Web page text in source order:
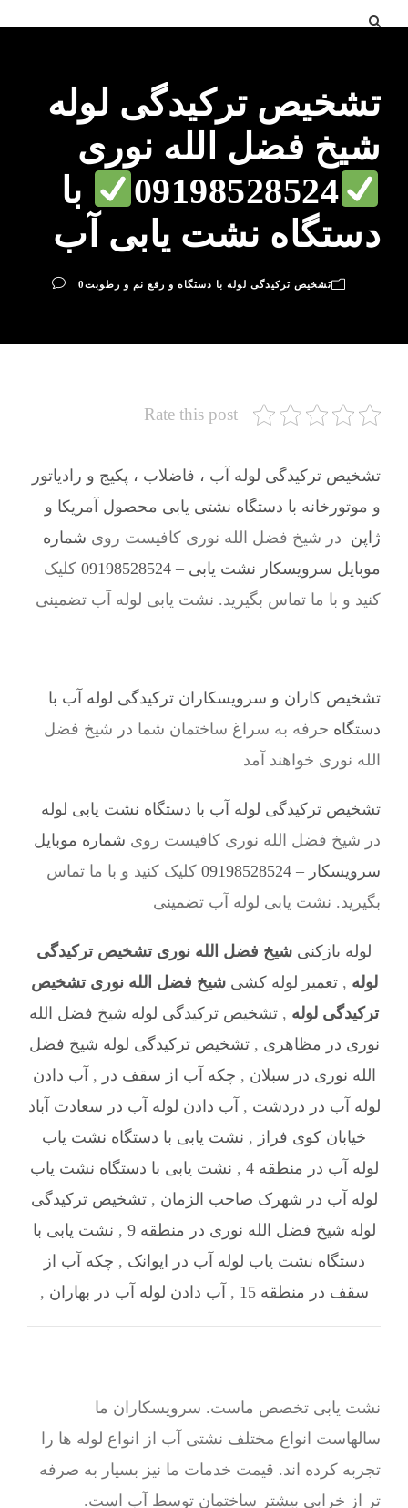
تشخیص ترکیدگی لوله
شیخ فضل الله نوری
09198528524
با
دستگاه نشت یابی آب
تشخیص ترکیدگی لوله با دستگاه و رفع نم و رطوبت0
Rate this post
تشخیص ترکیدگی لوله آب ، فاضلاب ، پکیج و رادیاتور
و موتورخانه با دستگاه نشتی یابی محصول آمریکا و
ژاپن در شیخ فضل الله نوری کافیست روی شماره
موبایل سرویسکار نشت یابی – 09198528524
کلیک
کنید و با ما تماس بگیرید. نشت یابی لوله آب تضمینی
تشخیص کاران و سرویسکاران ترکیدگی لوله آب با
دستگاه حرفه به سراغ ساختمان شما در شیخ فضل
الله نوری خواهند آمد
تشخیص ترکیدگی لوله آب با دستگاه نشت یابی لوله
در شیخ فضل الله نوری کافیست روی شماره موبایل
سرویسکار – 09198528524
کلیک کنید و با ما تماس
بگیرید. نشت یابی لوله آب تضمینی
لوله بازکنی شیخ فضل الله نوری تشخیص ترکیدگی
لوله ,تعمیر لوله کشیشیخ فضل الله نوری تشخیص
ترکیدگی لوله , تشخیص ترکیدگی لوله شیخ فضل الله
نوری در مظاهری ,تشخیص ترکیدگی لوله شیخ فضل
الله نوری در سبلان , چکه آب از سقف در , آب دادن
لوله آب در دردشت , آب دادن لوله آب در سعادت آباد
خیابان کوی فراز , نشت یابی با دستگاه نشت یاب
لوله آب در منطقه 4
, نشت یابی با دستگاه نشت یاب
لوله آب در شهرک صاحب الزمان ,تشخیص ترکیدگی
لوله شیخ فضل الله نوری در منطقه 9
, نشت یابی با
دستگاه نشت یاب لوله آب در ایوانک , چکه آب از
سقف در منطقه 15
, آب دادن لوله آب در بهاران ,
نشت یابی تخصص ماست. سرویسکاران ما
سالهاست انواع مختلف نشتی آب از انواع لوله ها را
تجربه کرده اند. قیمت خدمات ما نیز بسیار به صرفه
تر از خرابی بیشتر ساختمان توسط آب است.